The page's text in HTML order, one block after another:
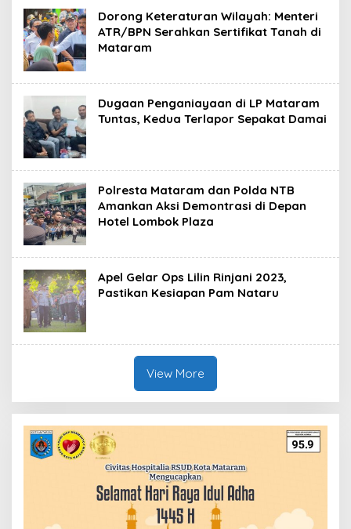
Dorong Keteraturan Wilayah: Menteri
ATR/BPN Serahkan Sertifikat Tanah di
Mataram
Dugaan Penganiayaan di LP Mataram
Tuntas, Kedua Terlapor Sepakat Damai
Polresta Mataram dan Polda NTB
Amankan Aksi Demontrasi di Depan
Hotel Lombok Plaza
Apel Gelar Ops Lilin Rinjani 2023,
Pastikan Kesiapan Pam Nataru
View More